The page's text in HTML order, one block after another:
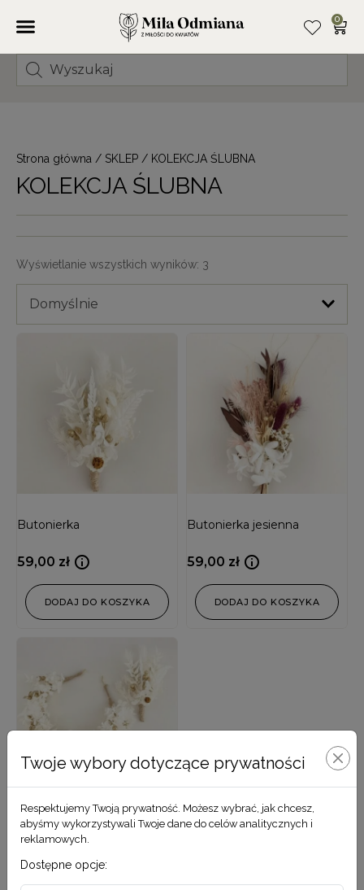
0
Strona główna / SKLEP / KOLEKCJA ŚLUBNA
KOLEKCJA ŚLUBNA
Wyświetlanie wszystkich wyników: 3
Domyślnie
Butonierka
59,00 zł
DODAJ DO KOSZYKA
Butonierka jesienna
59,00 zł
DODAJ DO KOSZYKA
Wianek ślubny
119,00zł
Twoje wybory dotyczące prywatności
Respektujemy Twoją prywatność. Możesz wybrać, jak chcesz,
abyśmy wykorzystywali Twoje dane do celów analitycznych i
reklamowych.
Dostępne opcje: